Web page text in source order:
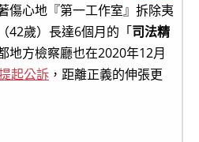
傷心地『第一工作室』拆除夷
42歲）長達6個月的「司法精
地方檢察廳也在2020年12月
起公訴 ，距離正義的伸張更